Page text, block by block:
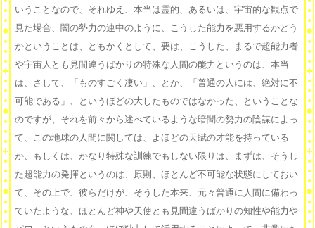
いうことなので、それゆえ、本当は霊的、あるいは、宇宙的な観点で
見た場合、闇の勢力の連中のように、こうした能力を悪用するかどう
かということは、ともかくとして、要は、こうした、まるで超能力者
や宇宙人とも見間違うばかりの特殊な人間の能力というのは、本当
は、さして、「ものすごく凄い」、とか、「普通の人には、絶対に不
可能である」、というほどの大したものではなかった、ということな
のですが、それを前々から述べているような暗闇の勢力の陰謀によっ
て、この地球の人間に関しては、よほどの天賦の才能を持っている
か、もしくは、かなり特殊な訓練でもしない限りは、まずは、そうし
た超能力の発揮というのは、原則、ほとんど不可能な状態にしておい
て、その上で、彼らだけが、そうした本来、元々普通に人間に備わっ
ていたような、ほとんど神や天使とも見間違うばかりの知性や能力や